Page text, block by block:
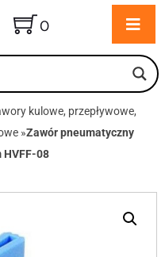
0
kulowe, przepływowe,
»Zawór pneumatyczny
HVFF-08